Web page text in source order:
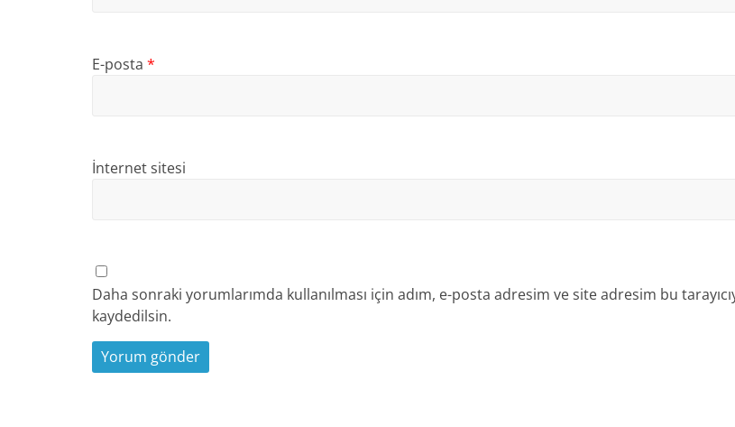
E-posta *
İnternet sitesi
Daha sonraki yorumlarımda kullanılması için adım, e-posta adresim ve site adresim bu
kaydedilsin.